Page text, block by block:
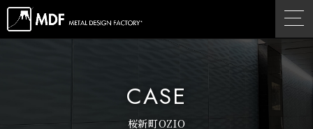
CASE
桜新町OZIO